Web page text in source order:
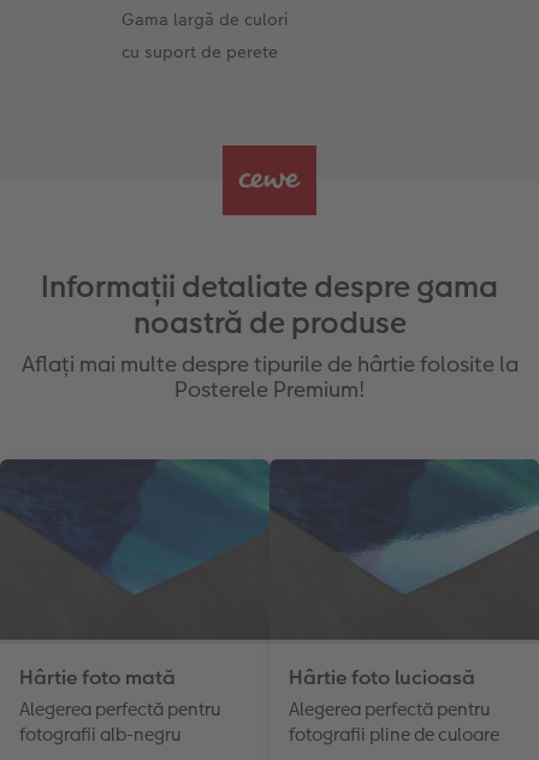
Gama largă de culori
cu suport de perete
Informații detaliate despre gama
noastră de produse
Aflați mai multe despre tipurile de hârtie folosite la
Posterele Premium!
Hârtie foto mată
Alegerea perfectă pentru
fotografii alb-negru
Hârtie foto lucioasă
Alegerea perfectă pentru
fotografii pline de culoare